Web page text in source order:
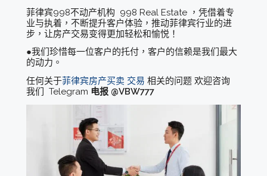
菲律宾998不动产机构 998 Real Estate ，凭借着专
业与执着，不断提升客户体验，推动菲律宾行业的进
步，让房产交易变得更加轻松和愉悦！
●我们珍惜每一位客户的托付，客户的信赖是我们最大
的动力。
任何关于菲律宾房产买卖 交易 相关的问题 欢迎咨询
我们 Telegram 电报 @VBW777